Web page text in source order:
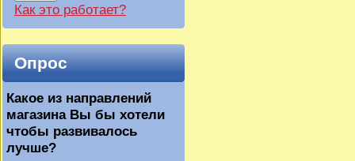
Как это работает?
Опрос
Какое из направлений
магазина Вы бы хотели
чтобы развивалось
лучше?